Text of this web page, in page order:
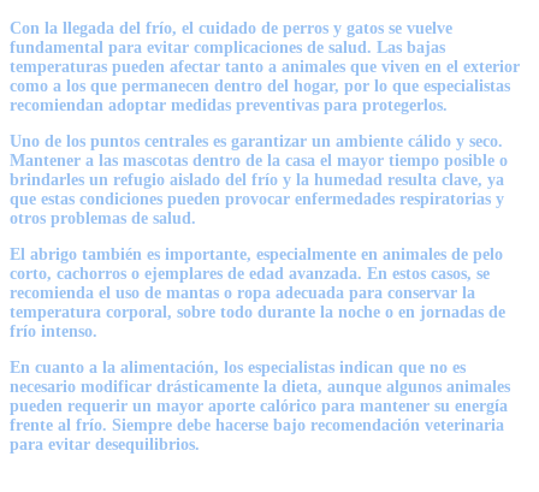
Con la llegada del frío, el cuidado de perros y gatos se vuelve
fundamental para evitar complicaciones de salud. Las bajas
temperaturas pueden afectar tanto a animales que viven en el exterior
como a los que permanecen dentro del hogar, por lo que especialistas
recomiendan adoptar medidas preventivas para protegerlos.
Uno de los puntos centrales es garantizar un ambiente cálido y seco.
Mantener a las mascotas dentro de la casa el mayor tiempo posible o
brindarles un refugio aislado del frío y la humedad resulta clave, ya
que estas condiciones pueden provocar enfermedades respiratorias y
otros problemas de salud.
El abrigo también es importante, especialmente en animales de pelo
corto, cachorros o ejemplares de edad avanzada. En estos casos, se
recomienda el uso de mantas o ropa adecuada para conservar la
temperatura corporal, sobre todo durante la noche o en jornadas de
frío intenso.
En cuanto a la alimentación, los especialistas indican que no es
necesario modificar drásticamente la dieta, aunque algunos animales
pueden requerir un mayor aporte calórico para mantener su energía
frente al frío. Siempre debe hacerse bajo recomendación veterinaria
para evitar desequilibrios.